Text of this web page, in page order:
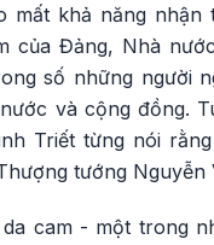
mất khả năng
của Đảng, Nhà
số những người
và cộng đồng.
Triết từng nói
tướng Nguyễn
cam - một trong